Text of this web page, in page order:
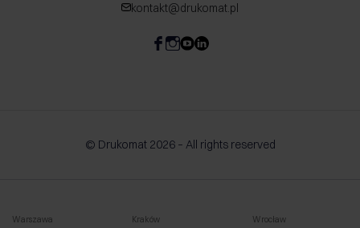
kontakt@drukomat.pl
© Drukomat 2026 – All rights reserved
Warszawa Kraków Wrocław